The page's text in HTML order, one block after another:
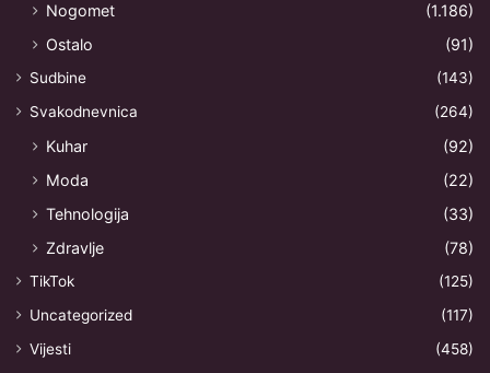
Nogomet
(1.186)
Ostalo
(91)
Sudbine
(143)
Svakodnevnica
(264)
Kuhar
(92)
Moda
(22)
Tehnologija
(33)
Zdravlje
(78)
TikTok
(125)
Uncategorized
(117)
Vijesti
(458)